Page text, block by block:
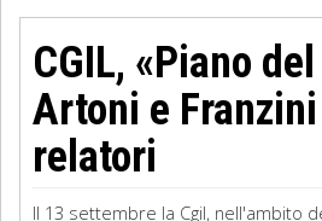
CGIL, «Piano
Artoni e
relatori
Il 13 settembre la Cgil, nell'ambito